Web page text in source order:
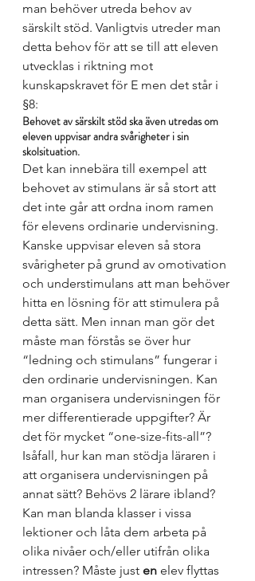
man behöver utreda behov av
särskilt stöd. Vanligtvis utreder man
detta behov för att se till att eleven
utvecklas i riktning mot
kunskapskravet för E men det står i
§8:
Behovet av särskilt stöd ska även utredas om
eleven uppvisar andra svårigheter i sin
skolsituation.
Det kan innebära till exempel att
behovet av stimulans är så stort att
det inte går att ordna inom ramen
för elevens ordinarie undervisning.
Kanske uppvisar eleven så stora
svårigheter på grund av omotivation
och understimulans att man behöver
hitta en lösning för att stimulera på
detta sätt. Men innan man gör det
måste man förstås se över hur
“ledning och stimulans” fungerar i
den ordinarie undervisningen. Kan
man organisera undervisningen för
mer differentierade uppgifter? Är
det för mycket “one-size-fits-all”?
Isåfall, hur kan man stödja läraren i
att organisera undervisningen på
annat sätt? Behövs 2 lärare ibland?
Kan man blanda klasser i vissa
lektioner och låta dem arbeta på
olika nivåer och/eller utifrån olika
intressen? Måste just en elev flyttas